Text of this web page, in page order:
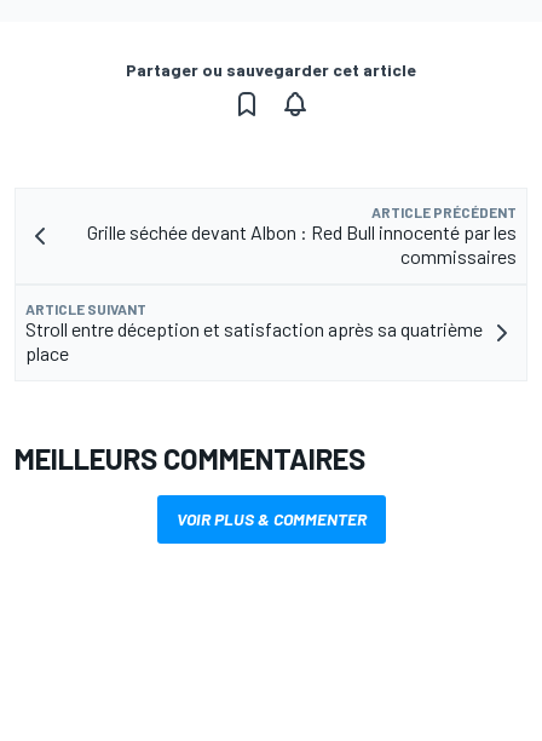
Partager ou sauvegarder cet article
ARTICLE PRÉCÉDENT
Grille séchée devant Albon : Red Bull innocenté par les
commissaires
ARTICLE SUIVANT
Stroll entre déception et satisfaction après sa quatrième
place
MEILLEURS COMMENTAIRES
VOIR PLUS & COMMENTER